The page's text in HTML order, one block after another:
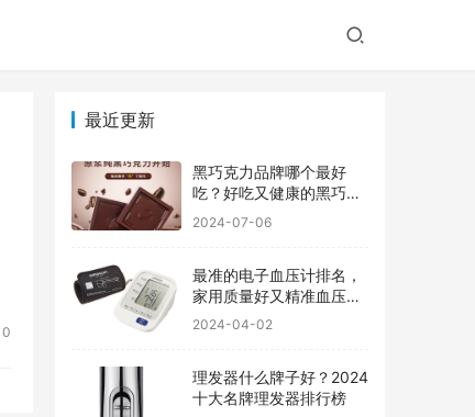
0
最近更新
黑巧克力品牌哪个最好
吃？好吃又健康的黑巧克
力品牌
2024-07-06
最准的电子血压计排名，
家用质量好又精准血压计
品牌前十
2024-04-02
理发器什么牌子好？2024
十大名牌理发器排行榜